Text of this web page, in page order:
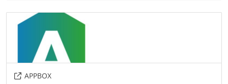
その他
amazon-web-services
amazon-cloudwatch
APPBOX